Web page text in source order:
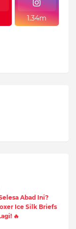
1.34m
Abad Ini?
Ice Silk Briefs
🔥